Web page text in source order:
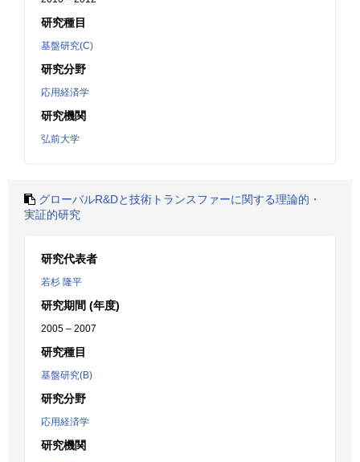
研究種目
基盤研究(C)
研究分野
応用経済学
研究機関
弘前大学
グローバルR&Dと技術トランスファーに関する理論的・
実証的研究
研究代表者
若杉 隆平
研究期間 (年度)
2005 – 2007
研究種目
基盤研究(B)
研究分野
応用経済学
研究機関